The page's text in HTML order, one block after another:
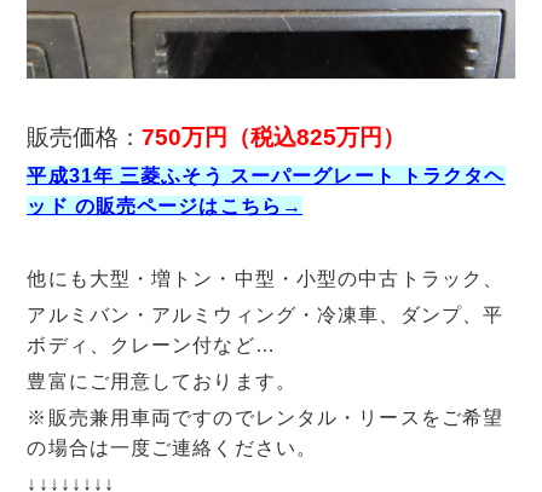
販売価格：750万円 （税込825万円）
平成31年 三菱ふそう スーパーグレート トラクタヘ
ッド の販売ページはこちら→
他にも大型・増トン・中型・小型の中古トラック、
アルミバン・アルミウィング・冷凍車、ダンプ、平
ボディ、クレーン付など…
豊富にご用意しております。
※販売兼用車両ですのでレンタル・リースをご希望
の場合は一度ご連絡ください。
↓↓↓↓↓↓↓↓